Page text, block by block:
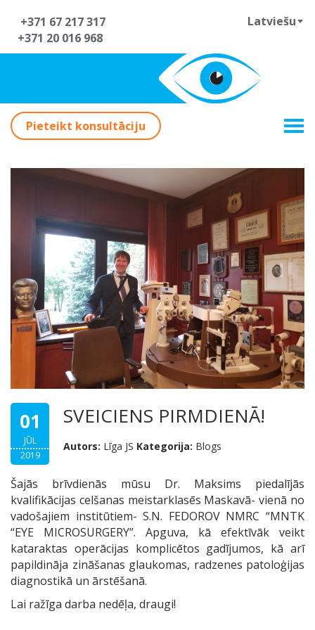
+371 67 217 317
+371 20 016 968
Latviešu
Pieteikt konsultāciju
01
JŪL
2019
SVEICIENS PIRMDIENĀ!
Autors: Līga JS Kategorija: Blogs
Šajās brīvdienās mūsu Dr. Maksims piedalījās
kvalifikācijas celšanas meistarklasēs Maskavā- vienā no
vadošajiem institūtiem- S.N. FEDOROV NMRC “MNTK
“EYE MICROSURGERY”. Apguva, kā efektīvāk veikt
kataraktas operācijas komplicētos gadījumos, kā arī
papildināja zināšanas glaukomas, radzenes patoloģijas
diagnostikā un ārstēšanā.
Lai ražīga darba nedēļa, draugi!